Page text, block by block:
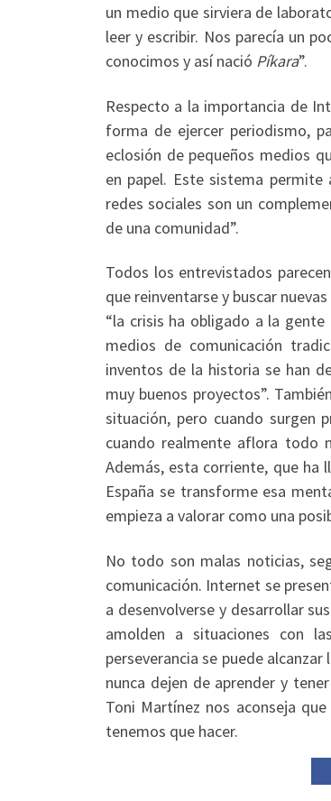
un medio que sirviera de
leer y escribir. Nos parecía un
conocimos y así nació Píkara”.
Respecto a la importancia de
forma de ejercer periodismo,
eclosión de pequeños medios
en papel. Este sistema
redes sociales son un
de una comunidad”.
Todos los entrevistados
que reinventarse y buscar
“la crisis ha obligado a la
medios de comunicación
inventos de la historia se han
muy buenos proyectos”.
situación, pero cuando surgen
cuando realmente aflora todo
Además, esta corriente, que ha
España se transforme esa
empieza a valorar como una
No todo son malas noticias,
comunicación. Internet se
a desenvolverse y desarrollar
amolden a situaciones con
perseverancia se puede
nunca dejen de aprender y
Toni Martínez nos aconseja
tenemos que hacer.